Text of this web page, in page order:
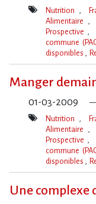
Mot(s)-
Nutrition
Alimentaire
Prospective
commune
disponibles
Manger
01-03-2009
Mot(s)-
Nutrition
Alimentaire
Prospective
commune
disponibles
Une complexe